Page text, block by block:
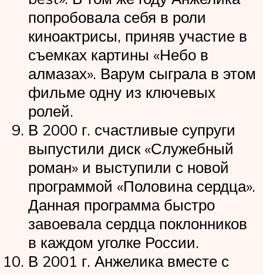
попробовала себя в роли
киноактрисы, приняв участие в
съемках картины «Небо в
алмазах». Варум сыграла в этом
фильме одну из ключевых
ролей.
В 2000 г. счастливые супруги
выпустили диск «Служебный
роман» и выступили с новой
программой «Половина сердца».
Данная программа быстро
завоевала сердца поклонников
в каждом уголке России.
В 2001 г. Анжелика вместе с